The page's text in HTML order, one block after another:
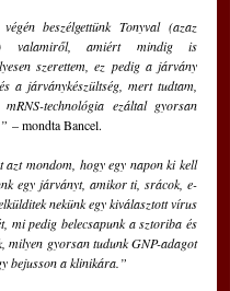
beszélgettünk Tonyval (azaz
valamiről, amiért mindig is
szerettem, ez pedig a járvány
a járványkészültség, mert tudtam,
technológia ezáltal gyorsan
– mondta Bancel.
azt mondom, hogy egy napon ki kell
egy járványt, amikor ti, srácok, e-
nekünk egy kiválasztott vírus
mi pedig belecsapunk a sztoriba és
milyen gyorsan tudunk GNP-adagot
bejusson a klinikára.”